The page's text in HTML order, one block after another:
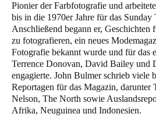
Pionier der Farbfotografie und
bis in die 1970er Jahre für das Sunday
Anschließend begann er, Geschichten
zu fotografieren, ein neues
Fotografie bekannt wurde und für das
Terrence Donovan, David Bailey und
engagierte. John Bulmer schrieb viele
Reportagen für das Magazin, darunter
Nelson, The North sowie
Afrika, Neuguinea und Indonesien.